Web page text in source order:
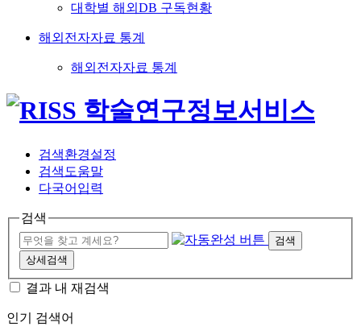
대학별 해외DB 구독현황
해외전자자료 통계
해외전자자료 통계
검색환경설정
검색도움말
다국어입력
검색
검색
상세검색
결과 내 재검색
인기 검색어